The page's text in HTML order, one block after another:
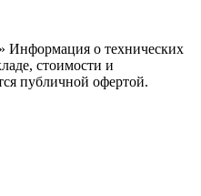
Информация о технических
стоимости и
публичной офертой.